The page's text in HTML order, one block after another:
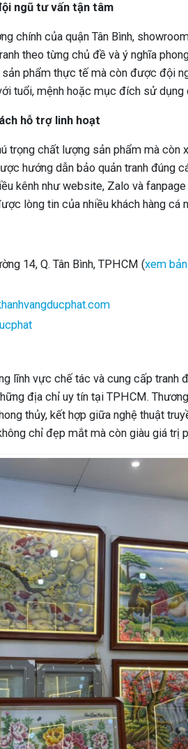
ngũ tư vấn tận tâm
chính của quận Tân Bình,
theo từng chủ đề và ý nghĩa
phẩm thực tế mà còn được đội
tuổi, mệnh hoặc mục đích sử dụng
hỗ trợ linh hoạt
trọng chất lượng sản phẩm mà còn
hướng dẫn bảo quản tranh đúng
kênh như website, Zalo và
lòng tin của nhiều khách hàng cá
14, Q. Tân Bình, TPHCM (xem
lĩnh vực chế tác và cung cấp tranh
địa chỉ uy tín tại TPHCM.
thủy, kết hợp giữa nghệ thuật
chỉ đẹp mắt mà còn giàu giá trị